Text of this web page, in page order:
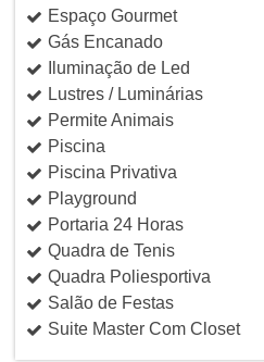
Espaço Gourmet
Gás Encanado
Iluminação de Led
Lustres / Luminárias
Permite Animais
Piscina
Piscina Privativa
Playground
Portaria 24 Horas
Quadra de Tenis
Quadra Poliesportiva
Salão de Festas
Suite Master Com Closet